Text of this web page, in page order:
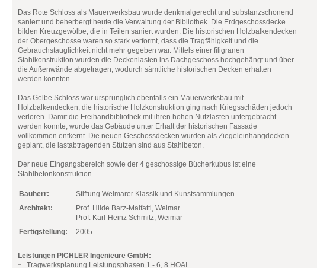
Das Rote Schloss als Mauerwerksbau wurde denkmalgerecht und substanzschonend
saniert und beherbergt heute die Verwaltung der Bibliothek. Die Erdgeschossdecke
bilden Kreuzgewölbe, die in Teilen saniert wurden. Die historischen Holzbalkendecken
der Obergeschosse waren so stark verformt, dass die Tragfähigkeit und die
Gebrauchstauglichkeit nicht mehr gegeben war. Mittels einer filigranen
Stahlkonstruktion wurden die Deckenlasten ins Dachgeschoss hochgehängt und über
die Außenwände abgetragen, wodurch sämtliche historischen Decken erhalten
werden konnten.
Das Gelbe Schloss war ursprünglich ebenfalls ein Mauerwerksbau mit
Holzbalkendecken, die historische Holzkonstruktion ging nach Kriegsschäden jedoch
verloren. Damit die Freihandbibliothek mit ihren hohen Nutzlasten untergebracht
werden konnte, wurde das Gebäude unter Erhalt der historischen Fassade
vollkommen entkernt. Die neuen Geschossdecken wurden als Ziegeleinhangdecken
geplant, die lastabtragenden Stützen sind aus Stahlbeton.
Der neue Eingangsbereich sowie der 4 geschossige Bücherkubus ist eine
Stahlbetonkonstruktion.
Bauherr:
Stiftung Weimarer Klassik und Kunstsammlungen
Architekt:
Prof. Hilde Barz-Malfatti, Weimar
Prof. Karl-Heinz Schmitz, Weimar
Fertigstellung:
2005
Leistungen PICHLER Ingenieure GmbH:
Tragwerksplanung Leistungsphasen 1 - 6, 8 HOAI